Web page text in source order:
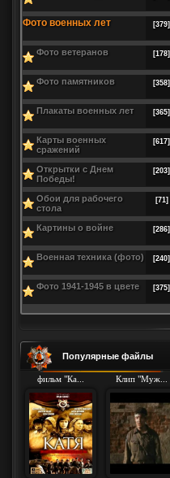
Фото военных лет [379]
Фото ветеранов [178]
Фото памятников [358]
Плакаты военных лет [365]
Карты военных
сражений
[617]
Открытки с Днем
Победы!
[203]
Обои для рабочего
стола
[71]
Картины о войне [286]
Военная техника (фото) [240]
Фото 1941-1945 в цвете [375]
Популярные файлы
фильм "Ка... Клип "Муж...